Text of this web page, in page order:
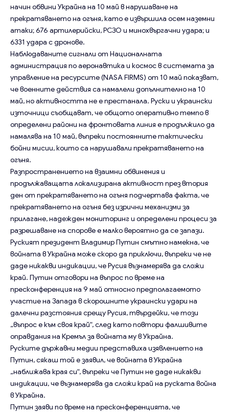
начин обвини Украйна на 10 май в нарушаване на
прекратяването на огъня, като е извършила осем наземни
атаки; 676 артилерийски, РСЗО и минохвъргачни удара; и
6331 удара с дронове.
Наблюдаваните сигнали от Националната
администрация по аеронавтика и космос в системата за
управление на ресурсите (NASA FIRMS) от 10 май показват,
че военните действия са намалели допълнително на 10
май, но активността не е престанала. Руски и украински
източници съобщават, че общото оперативно темпо в
определени райони на фронтовата линия е продължило да
намалява на 10 май, въпреки постоянните тактически
бойни мисии, които са нарушавали прекратяването на
огъня.
Разпространението на взаимни обвинения и
продължаващата локализирана активност през втория
ден от прекратяването на огъня подчертава факта, че
прекратяването на огъня без изрични механизми за
прилагане, надежден мониторинг и определени процеси за
разрешаване на спорове е малко вероятно да се запази.
Руският президент Владимир Путин смътно намекна, че
войната в Украйна може скоро да приключи, въпреки че не
даде никакви индикации, че Русия възнамерява да сложи
край. Путин отговори на въпрос по време на
пресконференция на 9 май относно предполагаемото
участие на Запада в скорошните украински удари на
далечни разстояния срещу Русия, твърдейки, че този
„въпрос е към своя край“, след като повтори фалшивите
оправдания на Кремъл за войната му в Украйна.
Руските държавни медии представиха изявлението на
Путин, сякаш той е заявил, че войната в Украйна
„наближава края си“, въпреки че Путин не даде никакви
индикации, че възнамерява да сложи край на руската война
в Украйна.
Путин заяви по време на пресконференцията, че